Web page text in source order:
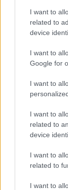
I want to
related to
device
I want to
Google for
I want to
I want to
related to
device
I want to
related to
I want to
L’episodio si
sull’utilizzo
per iniziative
analoga
Buchenwald,
l’utilizzo del
Il divieto era
dalla giustizia